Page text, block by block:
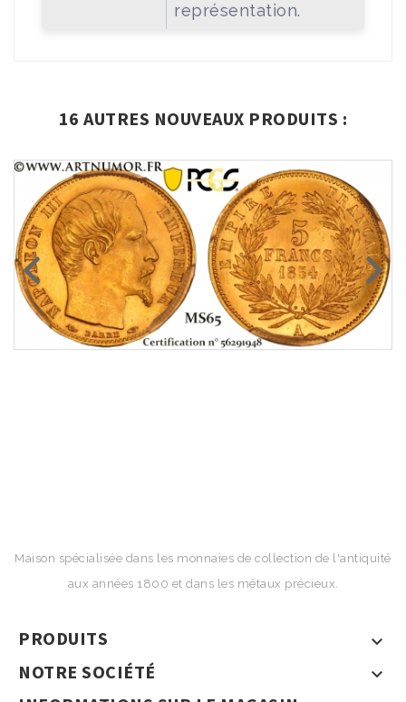
représentation.
16 AUTRES NOUVEAUX PRODUITS :
Maison spécialisée dans les monnaies de collection de l'antiquité
aux années 1800 et dans les métaux précieux.
PRODUITS 
NOTRE SOCIÉTÉ 